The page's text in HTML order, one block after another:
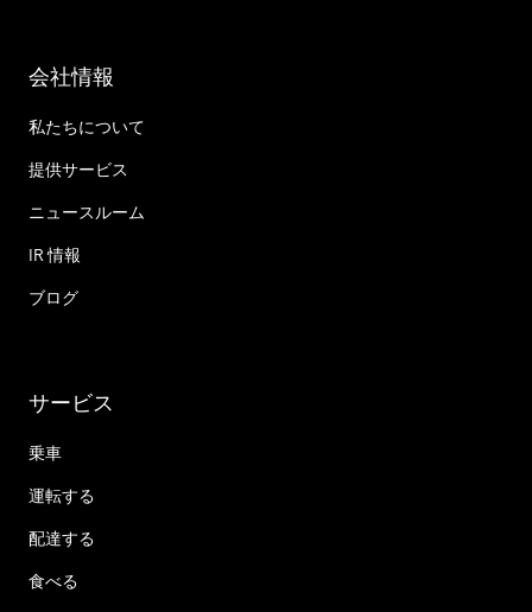
会社情報
私たちについて
提供サービス
ニュースルーム
IR 情報
ブログ
サービス
乗車
運転する
配達する
食べる